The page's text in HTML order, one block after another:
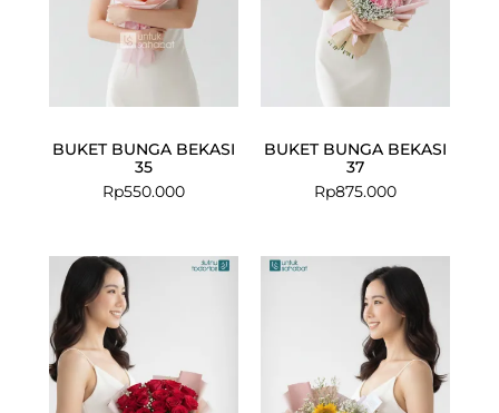
BUKET BUNGA BEKASI
35
Rp550.000
BUKET BUNGA BEKASI
37
Rp875.000